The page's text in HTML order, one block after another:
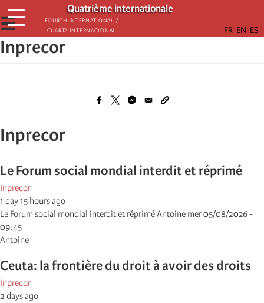
Aller
au
contenu
principal
Quatrième internationale
Fourth International /
Cuarta Internacional
☰
☰
Inprecor
Inprecor
Le Forum social mondial interdit et réprimé
Inprecor
1 day 15 hours ago
Le Forum social mondial interdit et réprimé Antoine mer 05/08/2026 -
09:45
Antoine
Ceuta: la frontière du droit à avoir des droits
Inprecor
2 days ago